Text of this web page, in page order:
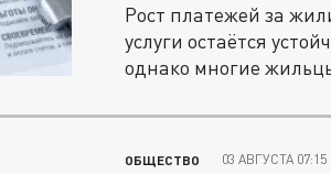
Рост платежей за
услуги остаётся
однако многие
ОБЩЕСТВО 03 АВГУСТА 07:15